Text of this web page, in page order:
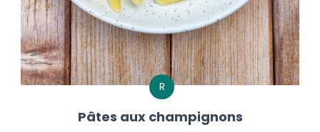
R
Pâtes aux champignons